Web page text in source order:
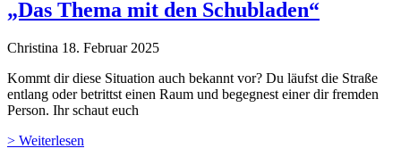
„Das Thema mit den Schubladen“
Christina 18. Februar 2025
Kommt dir diese Situation auch bekannt vor? Du läufst die Straße
entlang oder betrittst einen Raum und begegnest einer dir fremden
Person. Ihr schaut euch
> Weiterlesen